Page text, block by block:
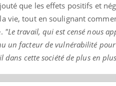
que les effets positifs et
vie, tout en soulignant
"Le travail, qui est censé nous
un facteur de vulnérabilité
cette société de plus en